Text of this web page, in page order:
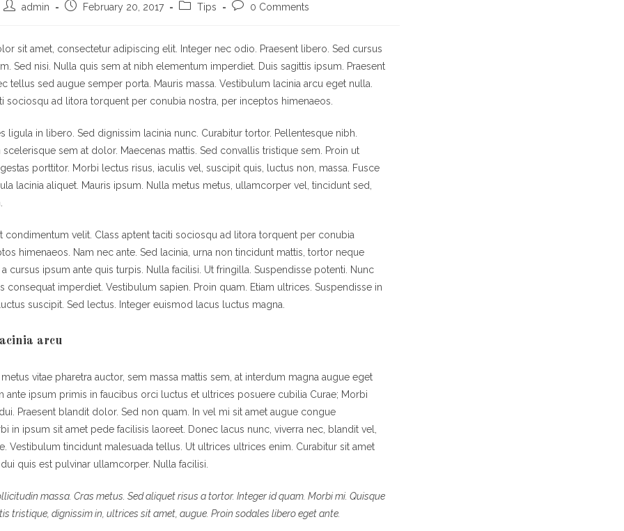
admin February 20, 2017 Tips 0 Comments
sit amet, consectetur adipiscing elit. Integer nec odio. Praesent libero. Sed cursus
Sed nisi. Nulla quis sem at nibh elementum imperdiet. Duis sagittis ipsum. Praesent
tellus sed augue semper porta. Mauris massa. Vestibulum lacinia arcu eget nulla.
sociosqu ad litora torquent per conubia nostra, per inceptos himenaeos.
ligula in libero. Sed dignissim lacinia nunc. Curabitur tortor. Pellentesque nibh.
scelerisque sem at dolor. Maecenas mattis. Sed convallis tristique sem. Proin ut
porttitor. Morbi lectus risus, iaculis vel, suscipit quis, luctus non, massa. Fusce
lacinia aliquet. Mauris ipsum. Nulla metus metus, ullamcorper vel, tincidunt sed,
condimentum velit. Class aptent taciti sociosqu ad litora torquent per conubia
himenaeos. Nam nec ante. Sed lacinia, urna non tincidunt mattis, tortor neque
cursus ipsum ante quis turpis. Nulla facilisi. Ut fringilla. Suspendisse potenti. Nunc
consequat imperdiet. Vestibulum sapien. Proin quam. Etiam ultrices. Suspendisse in
suscipit. Sed lectus. Integer euismod lacus luctus magna.
arcu
vitae pharetra auctor, sem massa mattis sem, at interdum magna augue eget
ante ipsum primis in faucibus orci luctus et ultrices posuere cubilia Curae; Morbi
Praesent blandit dolor. Sed non quam. In vel mi sit amet augue congue
in ipsum sit amet pede facilisis laoreet. Donec lacus nunc, viverra nec, blandit vel,
Vestibulum tincidunt malesuada tellus. Ut ultrices ultrices enim. Curabitur sit amet
quis est pulvinar ullamcorper. Nulla facilisi.
massa. Cras metus. Sed aliquet risus a tortor. Integer id quam. Morbi mi. Quisque
tristique, dignissim in, ultrices sit amet, augue. Proin sodales libero eget ante.